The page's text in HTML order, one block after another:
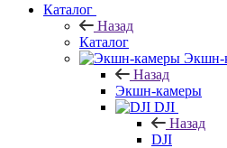
Каталог
Назад
Каталог
Экшн-
Назад
Экшн-камеры
DJI
Назад
DJI